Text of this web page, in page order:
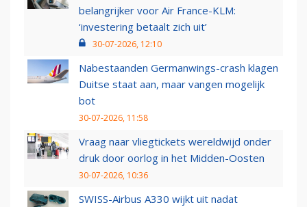
belangrijker voor Air France-KLM:
‘investering betaalt zich uit’
30-07-2026, 12:10
Nabestaanden Germanwings-crash klagen
Duitse staat aan, maar vangen mogelijk
bot
30-07-2026, 11:58
Vraag naar vliegtickets wereldwijd onder
druk door oorlog in het Midden-Oosten
30-07-2026, 10:36
SWISS-Airbus A330 wijkt uit nadat